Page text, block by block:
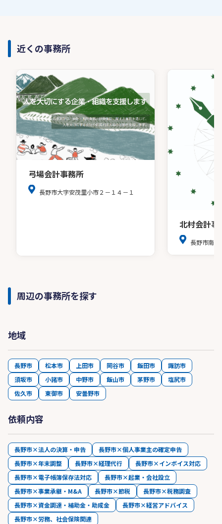
近くの事務所
弓場会計事務所
長野市大字安茂里小市２－１４－１
北村会計事
長野市南
周辺の事務所を探す
地域
長野市 松本市 上田市 岡谷市 飯田市
諏訪市
須坂市
小諸市 中野市 飯山市 茅野市
塩尻市
佐久市
東御市 安曇野市
依頼内容
長野市×法人の決算・申告
長野市×個人事業主の確定申告
長野市×年末調整
長野市×経理代行
長野市×インボイス対応
長野市×電子帳簿保存法対応
長野市×起業・会社設立
長野市×事業承継・M&A
長野市×節税
長野市×税務調査
長野市×資金調達・補助金・助成金
長野市×経営アドバイス
長野市×労務、社会保険関連